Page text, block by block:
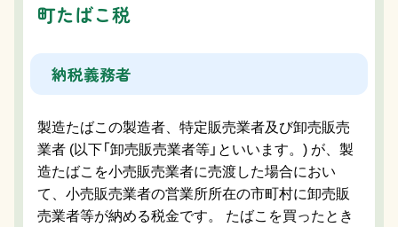
町たばこ税
納税義務者
製造たばこの製造者、特定販売業者及び卸売販売
業者 (以下「卸売販売業者等」といいます。) が、製
造たばこを小売販売業者に売渡した場合におい
て、小売販売業者の営業所所在の市町村に卸売販
売業者等が納める税金です。 たばこを買ったとき